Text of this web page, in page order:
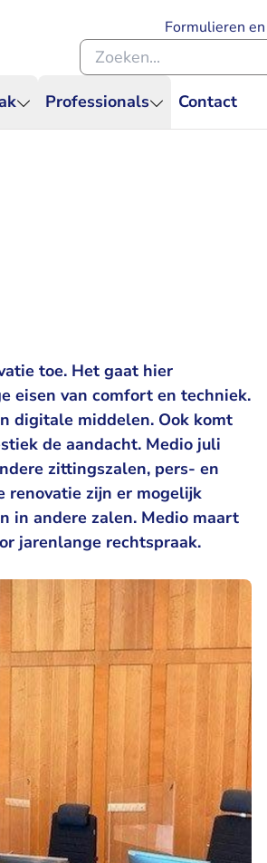
Professionals Contact
Formulieren
Zoeken binnen de
toe. Het gaat hier
eisen van comfort en techniek.
digitale middelen. Ook komt
de aandacht. Medio juli
zittingszalen, pers- en
renovatie zijn er mogelijk
in andere zalen. Medio maart
jarenlange rechtspraak.